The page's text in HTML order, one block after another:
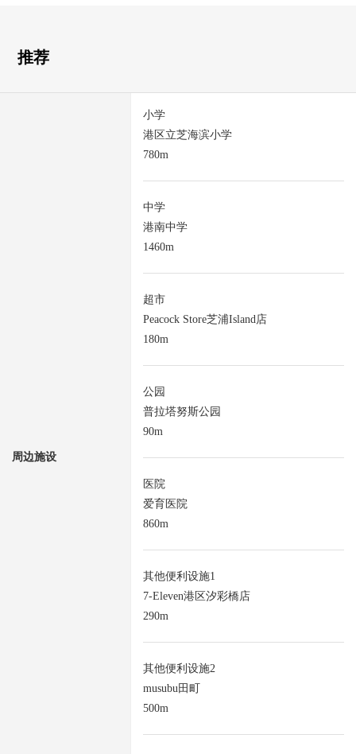
推荐
周边施设
小学
港区立芝海滨小学
780m
中学
港南中学
1460m
超市
Peacock Store芝浦Island店
180m
公园
普拉塔努斯公园
90m
医院
爱育医院
860m
其他便利设施1
7-Eleven港区汐彩橋店
290m
其他便利设施2
musubu田町
500m